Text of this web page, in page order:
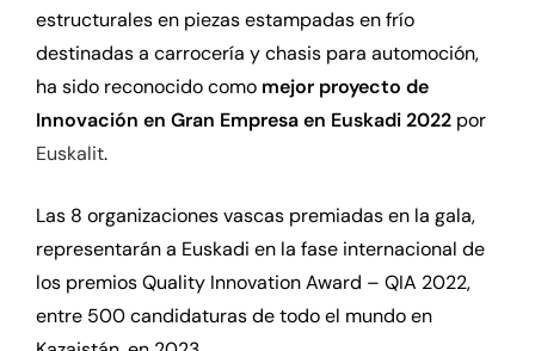
estructurales en piezas estampadas en frío
destinadas a carrocería y chasis para automoción,
ha sido reconocido como mejor proyecto de
Innovación en Gran Empresa en Euskadi 2022 por
Euskalit.
Las 8 organizaciones vascas premiadas en la gala,
representarán a Euskadi en la fase internacional de
los premios Quality Innovation Award – QIA 2022,
entre 500 candidaturas de todo el mundo en